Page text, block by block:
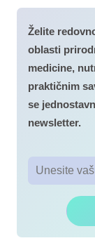
Želite
oblasti
medicine,
praktičnim
se
newsletter.